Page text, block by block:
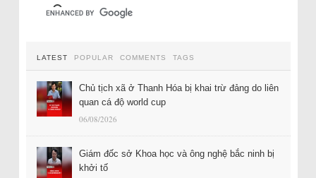
LATEST POPULAR COMMENTS TAGS
Chủ tịch xã ở Thanh Hóa bị khai trừ đảng do liên
quan cá độ world cup
06/08/2026
Giám đốc sở Khoa học và ông nghệ bắc ninh bị
khởi tố